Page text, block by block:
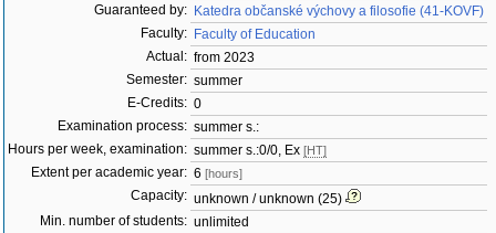
Guaranteed by: Katedra občanské výchovy a filosofie (41-KOVF)
Faculty: Faculty of Education
Actual: from 2023
Semester: summer
E-Credits: 0
Examination process: summer s.:
Hours per week, examination: summer s.:0/0, Ex [HT]
Extent per academic year: 6 [hours]
Capacity: unknown / unknown (25)
Min. number of students: unlimited